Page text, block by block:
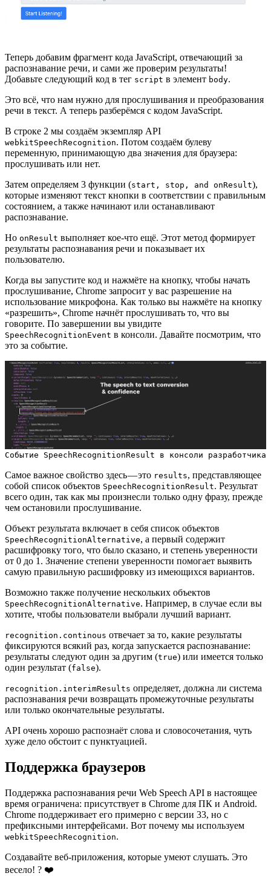
Теперь добавим фрагмент кода JavaScript, отвечающий за
распознавание речи, и сами же проверим результаты!
Добавьте следующий код в тег script в элемент body.
Это всё, что нам нужно для прослушивания и преобразования
речи в текст. А теперь разберёмся с кодом JavaScript.
В строке 2 мы создаём экземпляр API
webkitSpeechRecognition. Потом создаём булеву
переменную, принимающую два значения для браузера:
прослушивать или нет.
Затем определяем 3 функции (start, stop, and onResult),
которые изменяют текст кнопки в соответствии с правильным
состоянием, а также начинают или останавливают
распознавание.
Но onResult выполняет кое-что ещё. Этот метод формирует
результаты распознавания речи и показывает их
пользователю.
Когда вы запустите код и нажмёте на кнопку, чтобы начать
прослушивание, Chrome запросит у вас разрешение на
использование микрофона. Как только вы нажмёте на кнопку
«разрешить», Chrome начнёт прослушивать то, что вы
говорите. По завершении вы увидите
SpeechRecognitionEvent в консоли. Давайте посмотрим, что
это за событие.
Событие SpeechRecognitionResult в консоли разработчика
Самое важное свойство здесь — это results, представляющее
собой список объектов SpeechRecognitionResult. Результат
всего один, так как мы произнесли только одну фразу, прежде
чем остановили прослушивание.
Объект результата включает в себя список объектов
SpeechRecognitionAlternative, а первый содержит
расшифровку того, что было сказано, и степень уверенности
от 0 до 1. Значение степени уверенности помогает выявить
самую правильную расшифровку из имеющихся вариантов.
Возможно также получение нескольких объектов
SpeechRecognitionAlternative. Например, в случае если вы
хотите, чтобы пользователи выбрали лучший вариант.
recognition.continous отвечает за то, какие результаты
фиксируются всякий раз, когда запускается распознавание:
результаты следуют один за другим (true) или имеется только
один результат (false).
recognition.interimResults определяет, должна ли система
распознавания речи возвращать промежуточные результаты
или только окончательные результаты.
API очень хорошо распознаёт слова и словосочетания, чуть
хуже дело обстоит с пунктуацией.
Поддержка браузеров
Поддержка распознавания речи Web Speech API в настоящее
время ограничена: присутствует в Chrome для ПК и Android.
Chrome поддерживает его примерно с версии 33, но с
префиксными интерфейсами. Вот почему мы используем
webkitSpeechRecognition.
Создавайте веб-приложения, которые умеют слушать. Это
весело! ? ❤️